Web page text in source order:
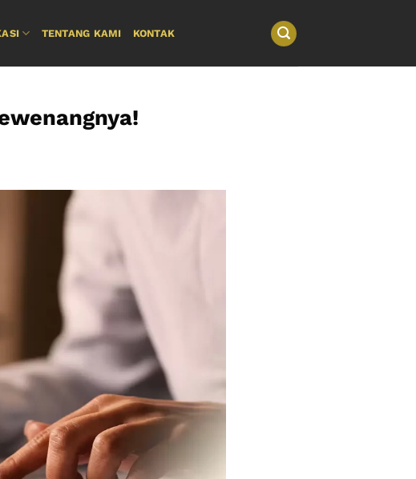
TENTANG KAMI KONTAK